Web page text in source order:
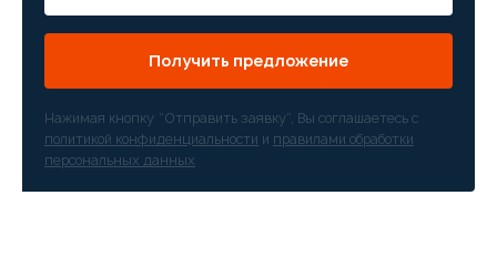
Получить предложение
Нажимая кнопку “Отправить заявку”, Вы соглашаетесь с
политикой конфиденциальности и правилами обработки
персональных данных